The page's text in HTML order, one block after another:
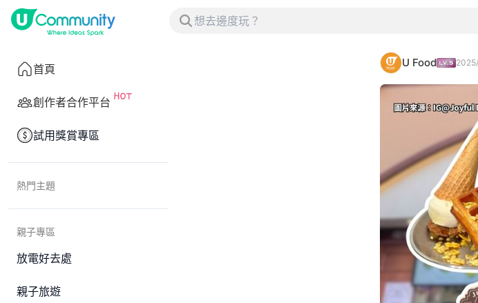
首頁
創作者合作平台
試用獎賞專區
熱門主題
親子專區
放電好去處
親子旅遊
U Food